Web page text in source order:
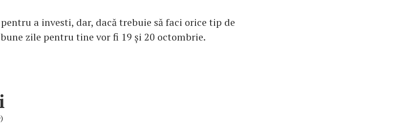
a investi, dar, dacă trebuie să faci orice tip de
zile pentru tine vor fi 19 și 20 octombrie.